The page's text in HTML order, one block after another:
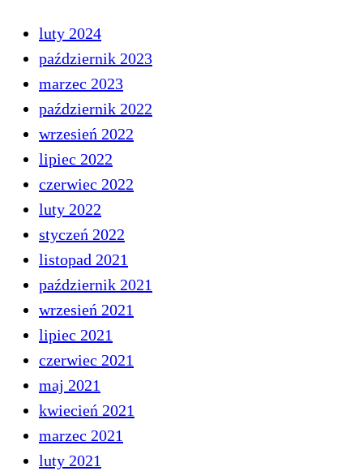
luty 2024
październik 2023
marzec 2023
październik 2022
wrzesień 2022
lipiec 2022
czerwiec 2022
luty 2022
styczeń 2022
listopad 2021
październik 2021
wrzesień 2021
lipiec 2021
czerwiec 2021
maj 2021
kwiecień 2021
marzec 2021
luty 2021